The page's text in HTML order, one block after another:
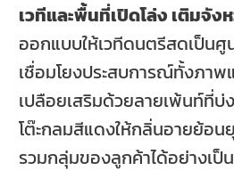
เวทีและพื้นที่เปิดโล่ง เติมจัง
ออกแบบให้เวทีดนตรีสดเป็น
เชื่อมโยงประสบการณ์ทั้งภาพ
เปลือยเสริมด้วยลายเพ้นท์ที่
โต๊ะกลมสีแดงให้กลิ่นอายย้อ
รวมกลุ่มของลูกค้าได้อย่างเป็